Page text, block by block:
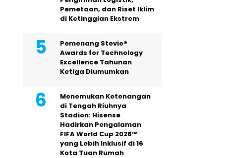
Pemetaan, dan Riset Iklim
di Ketinggian Ekstrem
Pemenang Stevie®
Awards for Technology
Excellence Tahunan
Ketiga Diumumkan
Menemukan Ketenangan
di Tengah Riuhnya
Stadion: Hisense
Hadirkan Pengalaman
FIFA World Cup 2026™
yang Lebih Inklusif di 16
Kota Tuan Rumah